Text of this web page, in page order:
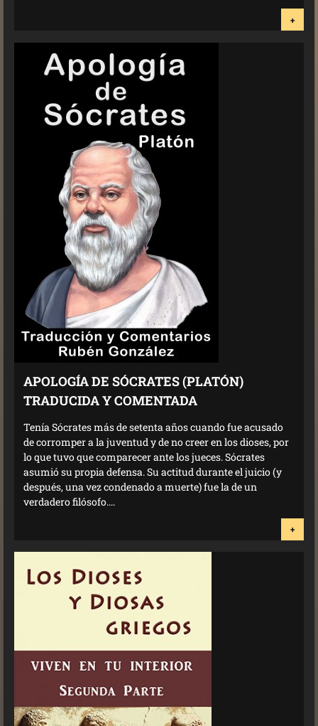
+
APOLOGÍA DE SÓCRATES (PLATÓN)
TRADUCIDA Y COMENTADA
Tenía Sócrates más de setenta años cuando fue acusado
de corromper a la juventud y de no creer en los dioses, por
lo que tuvo que comparecer ante los jueces. Sócrates
asumió su propia defensa. Su actitud durante el juicio (y
después, una vez condenado a muerte) fue la de un
verdadero filósofo....
+